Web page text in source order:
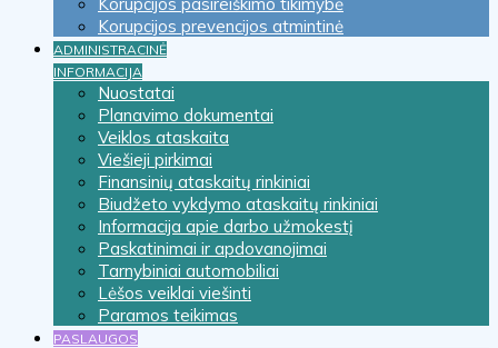
Korupcijos prevencijos atmintinė
ADMINISTRACINĖ
INFORMACIJA
Nuostatai
Planavimo dokumentai
Veiklos ataskaita
Viešieji pirkimai
Finansinių ataskaitų rinkiniai
Biudžeto vykdymo ataskaitų rinkiniai
Informacija apie darbo užmokestį
Paskatinimai ir apdovanojimai
Tarnybiniai automobiliai
Lėšos veiklai viešinti
Paramos teikimas
PASLAUGOS